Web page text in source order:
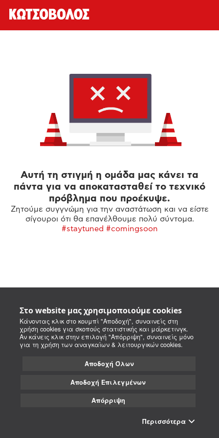
Στο website μας χρησιμοποιούμε cookies
Κάνοντας κλικ στο κουμπί "Αποδοχή", συναινείς στη
χρήση cookies για σκοπούς στατιστικής και μάρκετινγκ.
Αν κάνεις κλικ στην επιλογή "Απόρριψη", συναινείς μόνο
για τη χρήση των αναγκαίων & λειτουργικών cookies.
Αποδοχή Όλων
Αποδοχή Επιλεγμένων
Απόρριψη
Περισσότερα
Αυτή τη στιγμή η ομάδα μας κάνει τα
πάντα για να αποκατασταθεί το τεχνικό
πρόβλημα που προέκυψε.
Ζητούμε συγγνώμη για την αναστάτωση και να είστε
σίγουροι ότι θα επανέλθουμε πολύ σύντομα.
#staytuned #comingsoon